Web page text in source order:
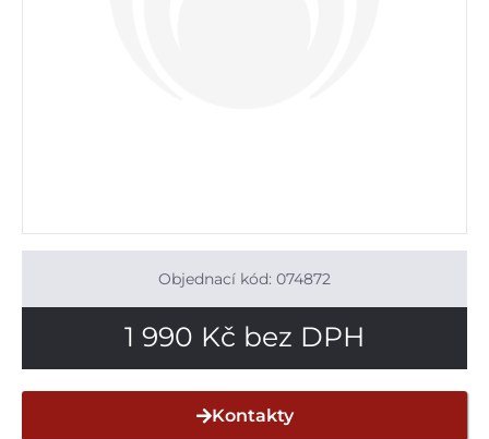
Objednací kód: 074872
1 990 Kč bez DPH
Kontakty